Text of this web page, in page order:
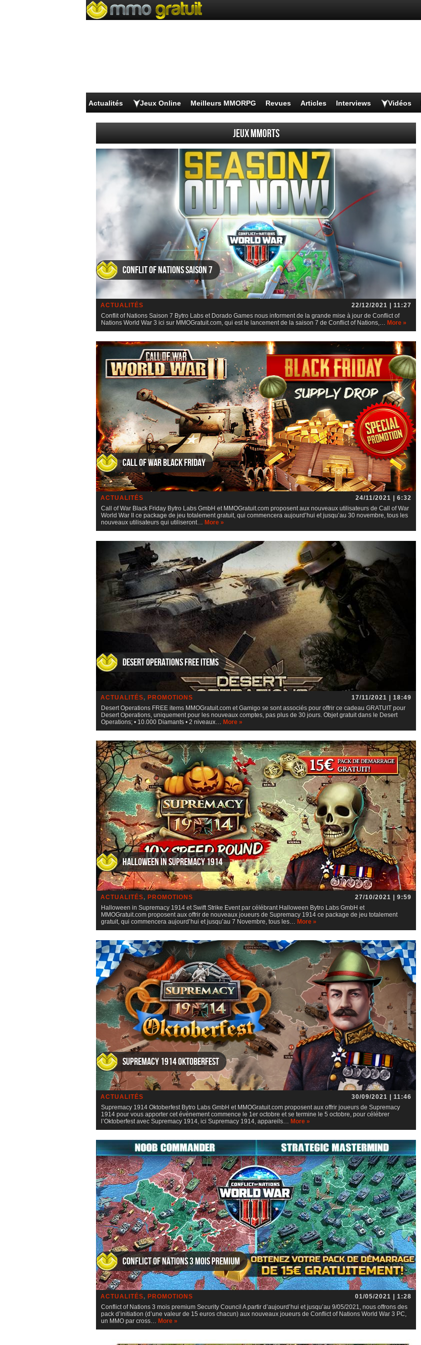
Actualités Jeux Online Meilleurs MMORPG Revues Articles Interviews Vidéos
Jeux MMORTS
Conflit of Nations Saison 7
ACTUALITÉS
22/12/2021 | 11:27
Conflit of Nations Saison 7 Bytro Labs et Dorado Games nous informent de la grande mise à jour de Conflict of
Nations World War 3 ici sur MMOGratuit.com, qui est le lancement de la saison 7 de Conflict of Nations,… More »
Call of War Black Friday
ACTUALITÉS
24/11/2021 | 6:32
Call of War Black Friday Bytro Labs GmbH et MMOGratuit.com proposent aux nouveaux utilisateurs de Call of War
World War II ce package de jeu totalement gratuit, qui commencera aujourd’hui et jusqu’au 30 novembre, tous les
nouveaux utilisateurs qui utiliseront… More »
Desert Operations FREE items
ACTUALITÉS, PROMOTIONS
17/11/2021 | 18:49
Desert Operations FREE items MMOGratuit.com et Gamigo se sont associés pour offrir ce cadeau GRATUIT pour
Desert Operations, uniquement pour les nouveaux comptes, pas plus de 30 jours. Objet gratuit dans le Desert
Operations; • 10.000 Diamants • 2 niveaux… More »
Halloween in Supremacy 1914
ACTUALITÉS, PROMOTIONS
27/10/2021 | 9:59
Halloween in Supremacy 1914 et Swift Strike Event par célébrant Halloween Bytro Labs GmbH et
MMOGratuit.com proposent aux offrir de nouveaux joueurs de Supremacy 1914 ce package de jeu totalement
gratuit, qui commencera aujourd’hui et jusqu’au 7 Novembre, tous les… More »
Supremacy 1914 Oktoberfest
ACTUALITÉS
30/09/2021 | 11:46
Supremacy 1914 Oktoberfest Bytro Labs GmbH et MMOGratuit.com proposent aux offrir joueurs de Supremacy
1914 pour vous apporter cet événement commence le 1er octobre et se termine le 5 octobre, pour célébrer
l’Oktoberfest avec Supremacy 1914, ici Supremacy 1914, appareils… More »
Conflict of Nations 3 mois premium
ACTUALITÉS, PROMOTIONS
01/05/2021 | 1:28
Conflict of Nations 3 mois premium Security Council A partir d’aujourd’hui et jusqu’au 9/05/2021, nous offrons des
pack d’initiation (d’une valeur de 15 euros chacun) aux nouveaux joueurs de Conflict of Nations World War 3 PC,
un MMO par cross… More »